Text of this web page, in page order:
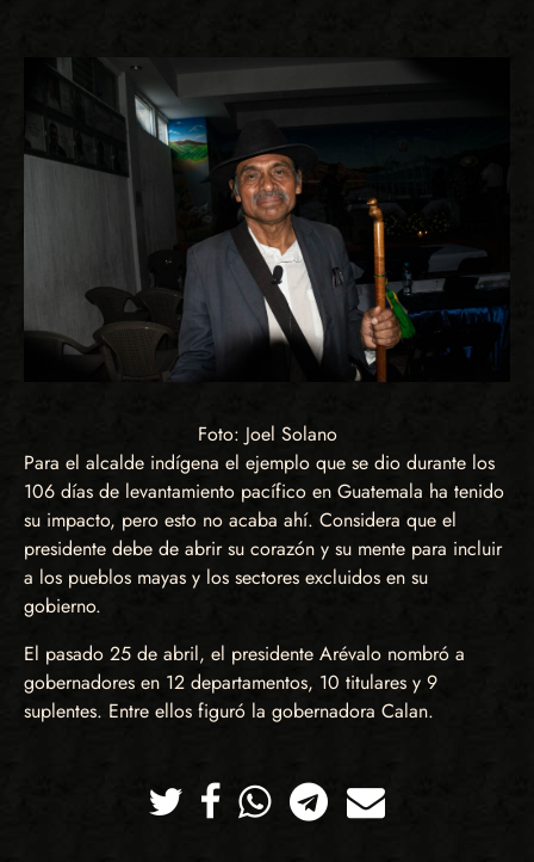
Foto: Joel Solano
Para el alcalde indígena el ejemplo que se dio durante los
106 días de levantamiento pacífico en Guatemala ha tenido
su impacto, pero esto no acaba ahí. Considera que el
presidente debe de abrir su corazón y su mente para incluir
a los pueblos mayas y los sectores excluidos en su
gobierno.
El pasado 25 de abril, el presidente Arévalo nombró a
gobernadores en 12 departamentos, 10 titulares y 9
suplentes. Entre ellos figuró la gobernadora Calan.
TwitterFacebookWhatsappTelegramCorreo